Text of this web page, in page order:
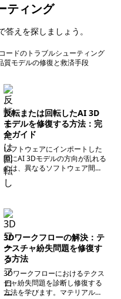
品、玩具、電子製品、アパレル
などのカテゴリーで広く活用可
能。商品の展示効果を高め、返
品率を下げ、コンバージョン率
専門技術は不要、各種プラット
フォーム向けの汎用形式での書
ティング
えを探しましょう。
ードのトラブルシューティング
質モデルの修復と救済手段
反転または回転したAI 3D
モデルを修復する方法：完
全ガイド
ソフトウェアにインポートした
際にAI 3Dモデルの方向が乱れる
のは、異なるソフトウェア間で
のY/Z軸の上方向の不一致による
ものであり、モデルの問題では
ェアの操作、バッチ処理テクニ
ックを教えます。また、Tripo AI
のようなツールがどのように根
本からこの問題を回避できるか
も紹介します。
3Dワークフローの解決：テ
クスチャ紛失問題を修復す
る方法
3Dワークフローにおけるテクス
チャ紛失問題を診断し修復する
方法を学びます。マテリアル切